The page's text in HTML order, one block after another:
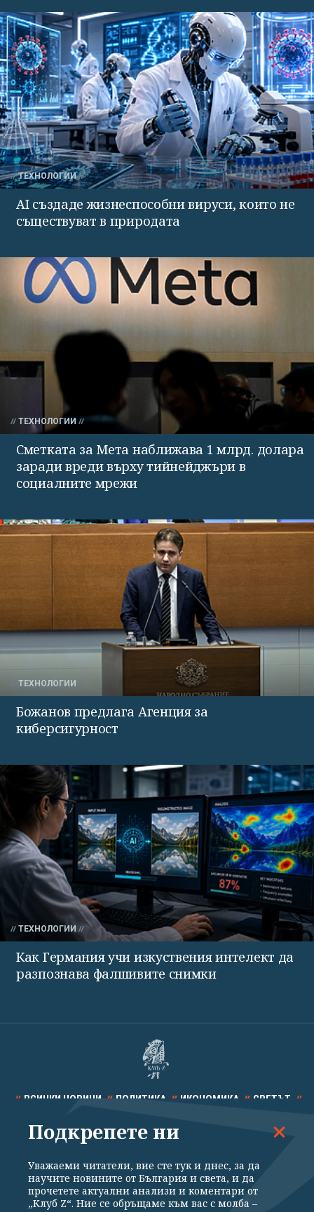
ТЕХНОЛОГИИ
AI създаде жизнеспособни вируси, които не
съществуват в природата
ТЕХНОЛОГИИ
Сметката за Мета наближава 1 млрд. долара
заради вреди върху тийнейджъри в
социалните мрежи
ТЕХНОЛОГИИ
Божанов предлага Агенция за
киберсигурност
ТЕХНОЛОГИИ
Как Германия учи изкуствения интелект да
разпознава фалшивите снимки
ВСИЧКИ НОВИНИ ПОЛИТИКА ИКОНОМИКА СВЕТЪТ
СПОРТ КУЛТУРА ТЕХНОЛОГИИ КАЛЕЙДОСКОП
Подкрепете ни
Уважаеми читатели, вие сте тук и днес, за да
научите новините от България и света, и да
прочетете актуални анализи и коментари от
„Клуб Z“. Ние се обръщаме към вас с молба –